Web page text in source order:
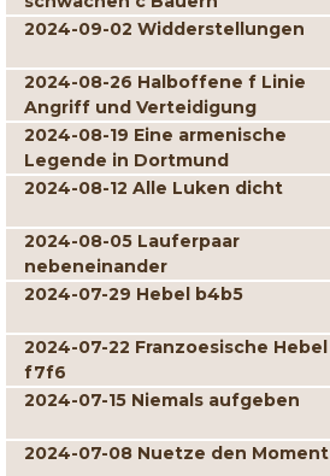
2024-09-02 Widderstellungen
2024-08-26 Halboffene f Linie
Angriff und Verteidigung
2024-08-19 Eine armenische
Legende in Dortmund
2024-08-12 Alle Luken dicht
2024-08-05 Lauferpaar
nebeneinander
2024-07-29 Hebel b4b5
2024-07-22 Franzoesische Hebel
f7f6
2024-07-15 Niemals aufgeben
2024-07-08 Nuetze den Moment